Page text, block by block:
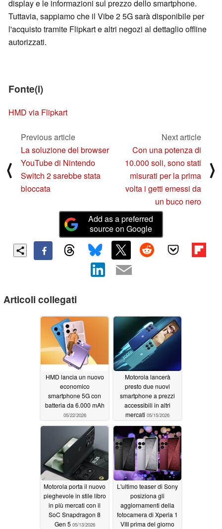
display e le informazioni sul prezzo dello smartphone.
Tuttavia, sappiamo che il Vibe 2 5G sarà disponibile per
l'acquisto tramite Flipkart e altri negozi al dettaglio offline
autorizzati.
Fonte(i)
HMD via Flipkart
⟨
Previous article
La soluzione del browser
YouTube di Nintendo
Switch 2 sarebbe stata
bloccata
Next article
Con una potenza di
10.000 soli, sono stati
misurati per la prima
volta i getti emessi da
un buco nero
⟩
Add as a preferred
source on Google
Articoli collegati
HMD lancia un nuovo
economico
smartphone 5G con
batteria da 6.000 mAh
05/22/2026
Motorola lancerà
presto due nuovi
smartphone a prezzi
accessibili in altri
mercati 05/15/2026
Motorola porta il nuovo
pieghevole in stile libro
in più mercati con il
SoC Snapdragon 8
Gen 5 05/13/2026
L'ultimo teaser di Sony
posiziona gli
aggiornamenti della
fotocamera di Xperia 1
VIII prima del giorno